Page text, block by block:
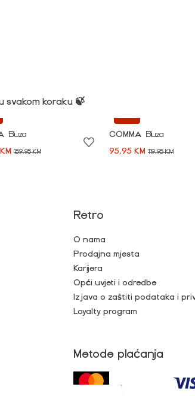
svakom koraku 🍃
Bluza
159,95 KM
COMMA
Bluza
95,95 KM 119,95 KM
Retro
O nama
Prodajna mjesta
Karijera
Opći uvjeti i odredbe
Izjava o zaštiti podataka i
Loyalty program
Metode plaćanja